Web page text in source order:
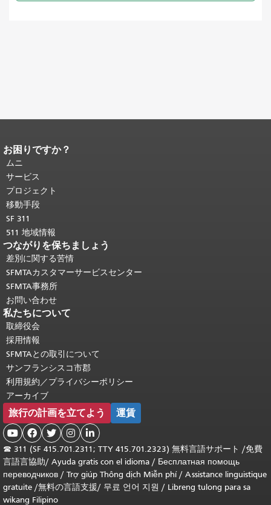
ページコンテンツの終わり。
ジの残りの部分はすべてのページで繰
り返されます。
頭に戻る。
お困りですか？
ムニ
サービス
プロジェクト
移動手段
SF 311
511 地域情報
つながりを保ちましょう
差別に関する苦情
SFMTAカスタマーサービスセンター
SFMTA事務所
お問い合わせ
私たちについて
取締役会
採用情報
SFMTAとの取引について
サンフランシスコ市郡
利用規約／プライバシーポリシー
アーカイブ
旅行の計画を立てよう 運賃
    
☎ 311 (SF 415.701.2311; TTY 415.701.2323) 無料言語サポート /免費
言語言協助/ Ayuda gratis con el idioma / Бесплатная помощь
переводчиков / Trợ giúp Thông dịch Miễn phí/ Assistance linguistique
gratuite /無料の言語支援/ 무료 언어 지원 / Libreng tulong para sa
wikang Filipino